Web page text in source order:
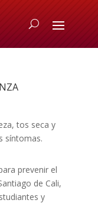
tos seca y
síntomas.
prevenir el
de Cali,
y